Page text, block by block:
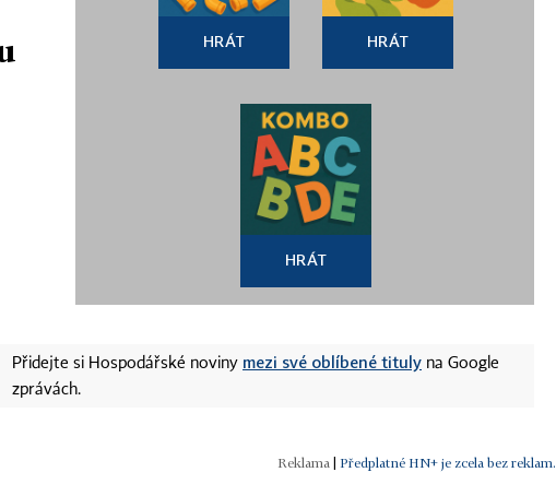
HRÁT HRÁT
HRÁT
Přidejte si Hospodářské noviny mezi své oblíbené tituly na Google
zprávách.
| Předplatné HN+ je zcela bez reklam.